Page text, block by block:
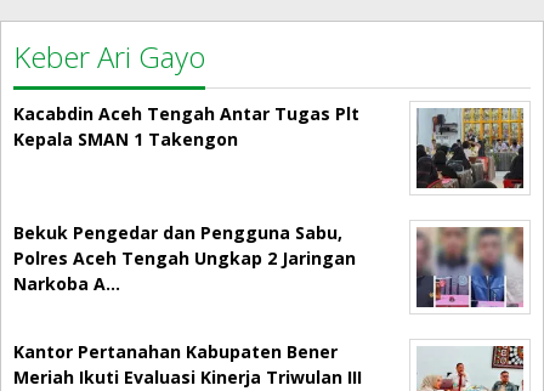
Keber Ari Gayo
Kacabdin Aceh Tengah Antar Tugas Plt
Kepala SMAN 1 Takengon
Bekuk Pengedar dan Pengguna Sabu,
Polres Aceh Tengah Ungkap 2 Jaringan
Narkoba A…
Kantor Pertanahan Kabupaten Bener
Meriah Ikuti Evaluasi Kinerja Triwulan III